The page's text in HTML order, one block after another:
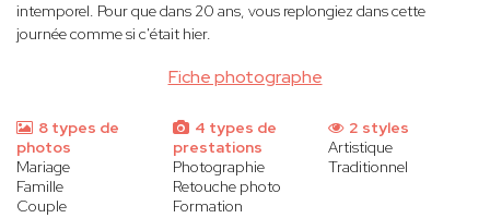
Fiche photographe
intemporel. Pour que dans 20 ans, vous replongiez dans cette
journée comme si c'était hier.
8 types de
photos
Mariage
Famille
Couple
4 types de
prestations
Photographie
Retouche photo
Formation
2 styles
Artistique
Traditionnel